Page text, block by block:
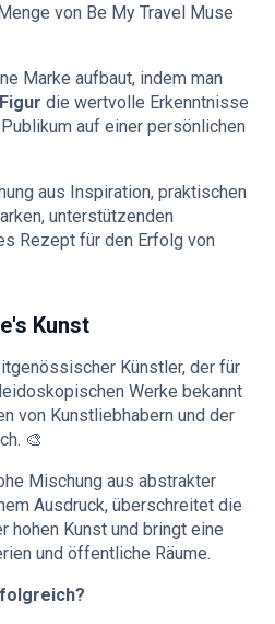
von Be My Travel Muse
Marke aufbaut, indem man
die wertvolle Erkenntnisse
auf einer persönlichen
aus Inspiration, praktischen
unterstützenden
Rezept für den Erfolg von
Kunst
Künstler, der für
Werke bekannt
von Kunstliebhabern und der
🎨
Mischung aus abstrakter
Ausdruck, überschreitet die
hohen Kunst und bringt eine
und öffentliche Räume.